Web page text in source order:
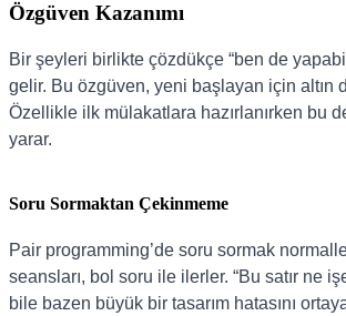
Özgüven Kazanımı
Bir şeyleri birlikte çözdükçe “ben de
gelir. Bu özgüven, yeni başlayan için altın
Özellikle ilk mülakatlara hazırlanırken bu
yarar.
Soru Sormaktan Çekinmeme
Pair programming’de soru sormak
seansları, bol soru ile ilerler. “Bu satır ne
bile bazen büyük bir tasarım hatasını ortaya